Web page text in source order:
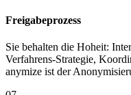
Freigabeprozess
Sie behalten die Hoheit:
Verfahrens-Strategie,
anymize ist der